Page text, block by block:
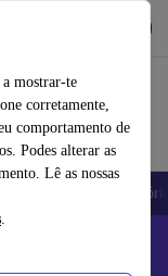
a mostrar-te
corretamente,
comportamento de
Podes alterar as
Lê as nossas
.